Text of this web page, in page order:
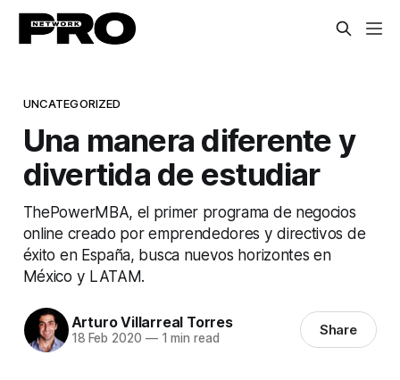
UNCATEGORIZED
Una manera diferente y
divertida de estudiar
ThePowerMBA, el primer programa de negocios
online creado por emprendedores y directivos de
éxito en España, busca nuevos horizontes en
México y LATAM.
Arturo Villarreal Torres
18 Feb 2020 —1 min read Share